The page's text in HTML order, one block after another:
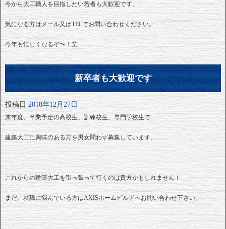
今から大工職人を目指したい若者も大歓迎です。
気になる方はメール又はTELでお問い合わせください。
今年も忙しくなるぞ〜！笑
新卒者も大歓迎です
投稿日 2018年12月27日
来年度、卒業予定の高校生、訓練校生、専門学校生で
建築大工に興味のある方を男女問わず募集しています。
これからの建築大工を引っ張って行くのは貴方かもしれません！
まだ、就職に悩んでいる方はAXISホームビルドへお問い合わせ下さい。